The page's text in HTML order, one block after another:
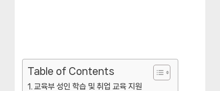
Table of Contents
교육부 성인 학습 및 취업 교육 지원